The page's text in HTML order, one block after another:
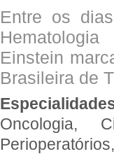
Entre os
Einstein
Brasileira de
Oncologia,